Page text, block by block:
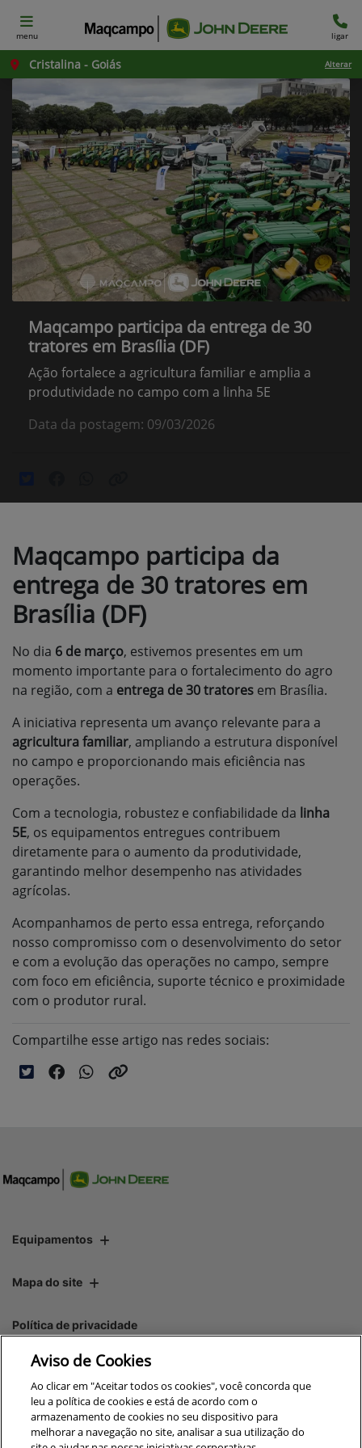
menu ligar
Cristalina - Goiás Alterar
Maqcampo participa da entrega de 30
tratores em Brasília (DF)
Ação fortalece a agricultura familiar e amplia a
produtividade no campo com a linha 5E
Data da postagem: 09/03/2026
Maqcampo participa da
entrega de 30 tratores em
Brasília (DF)
No dia 6 de março, estivemos presentes em um
momento importante para o fortalecimento do agro
na região, com a entrega de 30 tratores em Brasília.
A iniciativa representa um avanço relevante para a
agricultura familiar, ampliando a estrutura disponível
no campo e proporcionando mais eficiência nas
operações.
Com a tecnologia, robustez e confiabilidade da linha
5E, os equipamentos entregues contribuem
diretamente para o aumento da produtividade,
garantindo melhor desempenho nas atividades
agrícolas.
Acompanhamos de perto essa entrega, reforçando
nosso compromisso com o desenvolvimento do setor
e com a evolução das operações no campo, sempre
com foco em eficiência, suporte técnico e proximidade
com o produtor rural.
Compartilhe esse artigo nas redes sociais:
Equipamentos
Mapa do site
Política de privacidade
CNPJ: 00.970.771/0004-54
Aviso de Cookies
Ao clicar em "Aceitar todos os cookies", você concorda que
leu a política de cookies e está de acordo com o
armazenamento de cookies no seu dispositivo para
melhorar a navegação no site, analisar a sua utilização do